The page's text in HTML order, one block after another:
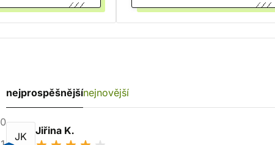
0
nejprospěšnějšínejnovější
JK Jiřina K.